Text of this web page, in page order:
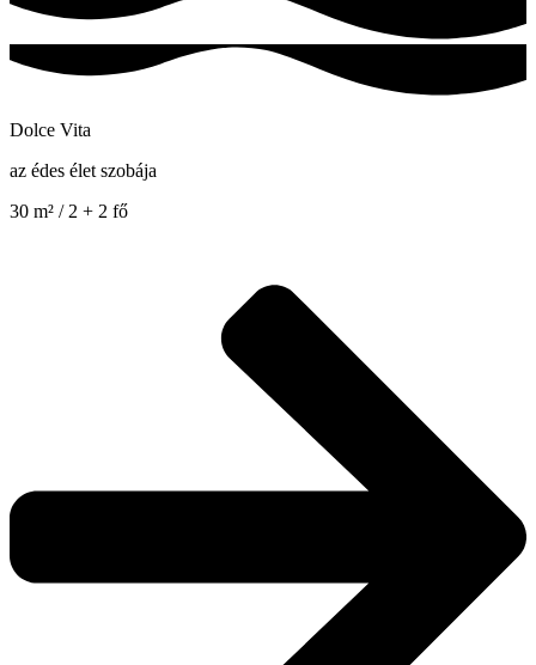
Dolce Vita
az édes élet szobája
30 m² / 2 + 2 fő